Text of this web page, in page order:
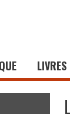
LIVRES